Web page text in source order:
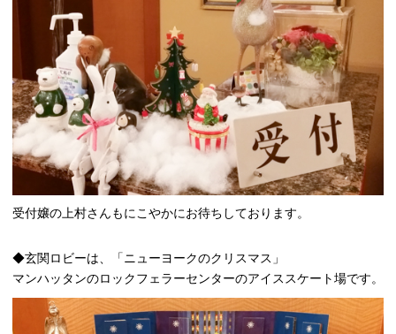
受付嬢の上村さんもにこやかにお待ちしております。
◆玄関ロビーは、「ニューヨークのクリスマス」
マンハッタンのロックフェラーセンターのアイススケート場です。